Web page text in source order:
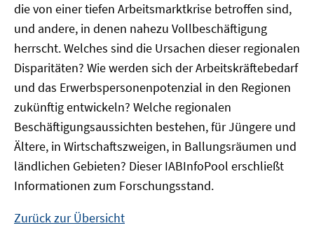
die von einer tiefen Arbeitsmarktkrise betroffen sind,
und andere, in denen nahezu Vollbeschäftigung
herrscht. Welches sind die Ursachen dieser regionalen
Disparitäten? Wie werden sich der Arbeitskräftebedarf
und das Erwerbspersonenpotenzial in den Regionen
zukünftig entwickeln? Welche regionalen
Beschäftigungsaussichten bestehen, für Jüngere und
Ältere, in Wirtschaftszweigen, in Ballungsräumen und
ländlichen Gebieten? DieserIABInfoPool erschließt
Informationen zum Forschungsstand.
Zurück zur Übersicht